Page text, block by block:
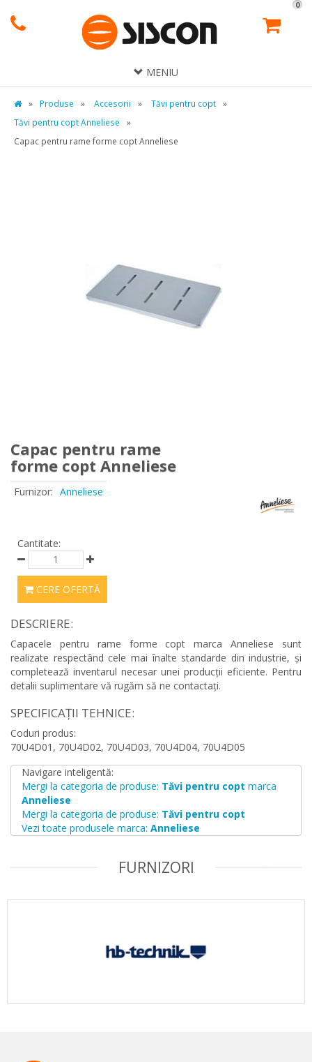
0
MENIU
» Produse » Accesorii » Tăvi pentru copt
»
Tăvi pentru copt Anneliese
»
Capac pentru rame forme copt Anneliese
Capac pentru rame
forme copt Anneliese
Furnizor: Anneliese
Cantitate:
CERE OFERTĂ
DESCRIERE:
Capacele pentru rame forme copt marca Anneliese sunt
realizate respectând cele mai înalte standarde din industrie, și
completează inventarul necesar unei producții eficiente. Pentru
detalii suplimentare vă rugăm să ne contactați.
SPECIFICAȚII TEHNICE:
Coduri produs:
70U4D01, 70U4D02, 70U4D03, 70U4D04, 70U4D05
Navigare inteligentă:
Mergi la categoria de produse: Tăvi pentru copt marca
Anneliese
Mergi la categoria de produse: Tăvi pentru copt
Vezi toate produsele marca: Anneliese
FURNIZORI